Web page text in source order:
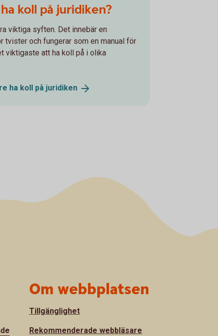
koll på juridiken?
viktiga syften. Det innebär en
tvister och fungerar som en manual för
viktigaste att ha koll på i olika
ha koll på juridiken
Om webbplatsen
Tillgänglighet
Rekommenderade webbläsare